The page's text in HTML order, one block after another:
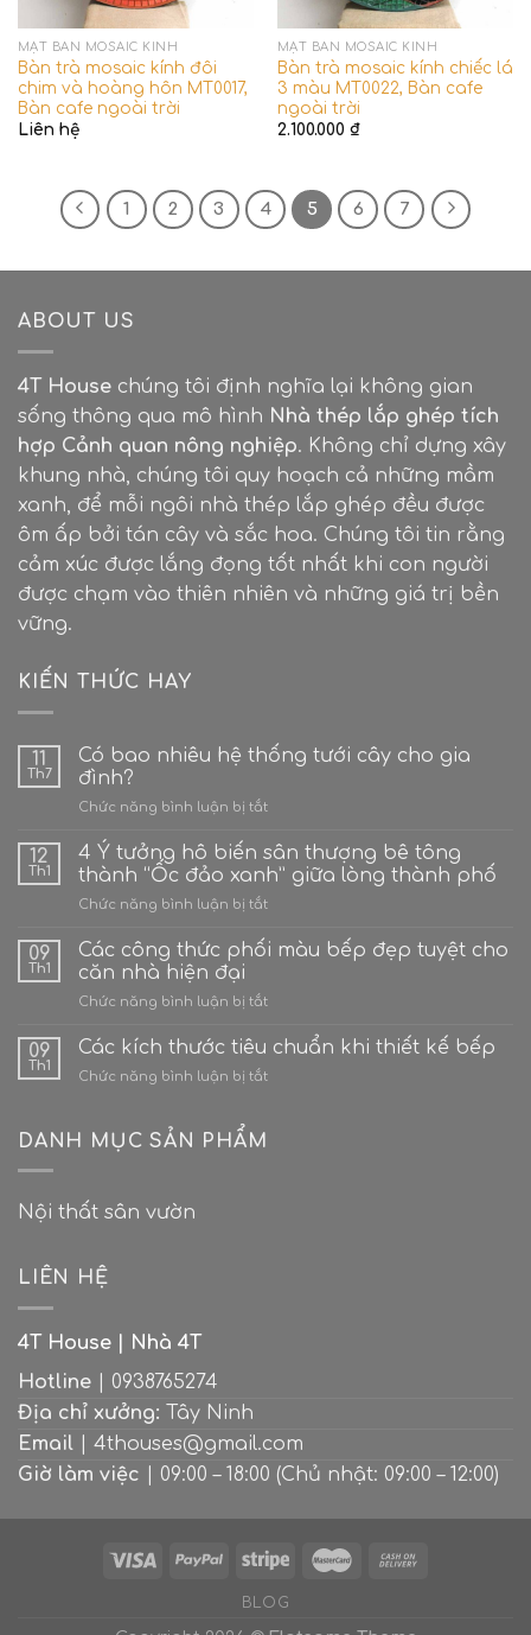
MẶT BÀN MOSAIC KÍNH
Bàn trà mosaic kính đôi
chim và hoàng hôn MT0017,
Bàn cafe ngoài trời
Liên hệ
MẶT BÀN MOSAIC KÍNH
Bàn trà mosaic kính chiếc lá
3 màu MT0022, Bàn cafe
ngoài trời
2.100.000 ₫
1 2 3 4 5 6 7
ABOUT US
4T House chúng tôi định nghĩa lại không gian
sống thông qua mô hình Nhà thép lắp ghép tích
hợp Cảnh quan nông nghiệp. Không chỉ dựng xây
khung nhà, chúng tôi quy hoạch cả những mầm
xanh, để mỗi ngôi nhà thép lắp ghép đều được
ôm ấp bởi tán cây và sắc hoa. Chúng tôi tin rằng
cảm xúc được lắng đọng tốt nhất khi con người
được chạm vào thiên nhiên và những giá trị bền
vững.
KIẾN THỨC HAY
11
Th7
Có bao nhiêu hệ thống tưới cây cho gia
đình?
Chức năng bình luận bị tắtở
bao
nhiêu
hệ
thống
cây
đình?
12
Th1
4 Ý tưởng hô biến sân thượng bê tông
thành “Ốc đảo xanh” giữa lòng thành phố
Chức năng bình luận bị tắtở
Ý
biến
thượng
tông
09
Th1
Các công thức phối màu bếp đẹp tuyệt cho
căn nhà hiện đại
Chức năng bình luận bị tắtở
công
phối
09
Th1
Các kích thước tiêu chuẩn khi thiết kế bếp
Chức năng bình luận bị tắtở
DANH MỤC SẢN PHẨM
Nội thất sân vườn
LIÊN HỆ
4T House | Nhà 4T
Hotline | 0938765274
Địa chỉ xưởng:
Tây Ninh
Email | 4thouses@gmail.com
Giờ làm việc | 09:00 – 18:00 (Chủ nhật: 09:00 – 12:00)
BLOG